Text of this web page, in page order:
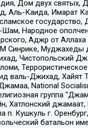
Дом двух
Аль-Каида, Имарат
государство,
Народное
Аджр от Аллаха
Синрике, Муджахеды
Чистопольский
валь-Джихад, Хайят
National
группа
Хатлонский
п. Кушкуль г.
батальон